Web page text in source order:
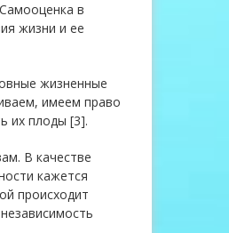
в
жизни и ее
жизненные
имеем право
их плоды [3].
В качестве
кажется
происходит